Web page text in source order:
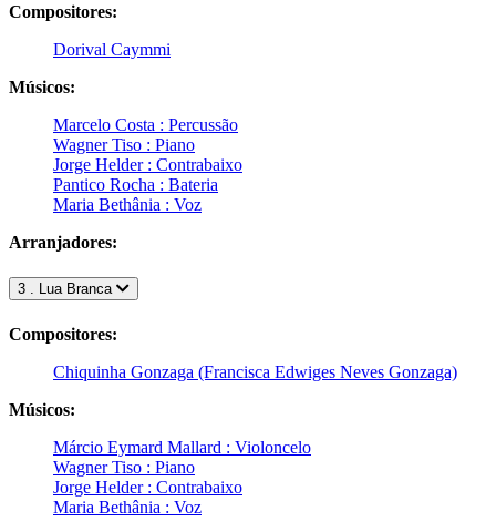
Compositores:
Dorival Caymmi
Músicos:
Marcelo Costa : Percussão
Wagner Tiso : Piano
Jorge Helder : Contrabaixo
Pantico Rocha : Bateria
Maria Bethânia : Voz
Arranjadores:
3 . Lua Branca
Compositores:
Chiquinha Gonzaga (Francisca Edwiges Neves Gonzaga)
Músicos:
Márcio Eymard Mallard : Violoncelo
Wagner Tiso : Piano
Jorge Helder : Contrabaixo
Maria Bethânia : Voz